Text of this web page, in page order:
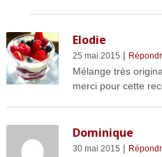
Elodie
25 mai 2015 |
Mélange très
merci pour cette
Dominique
30 mai 2015 |